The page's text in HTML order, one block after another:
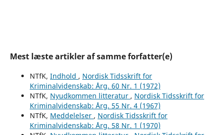
Mest læste artikler af samme forfatter(e)
NTfK, Indhold , Nordisk Tidsskrift for
Kriminalvidenskab: Årg. 60 Nr. 1 (1972)
NTfK, Nyudkommen litteratur , Nordisk Tidsskrift for
Kriminalvidenskab: Årg. 55 Nr. 4 (1967)
NTfK, Meddelelser , Nordisk Tidsskrift for
Kriminalvidenskab: Årg. 58 Nr. 1 (1970)